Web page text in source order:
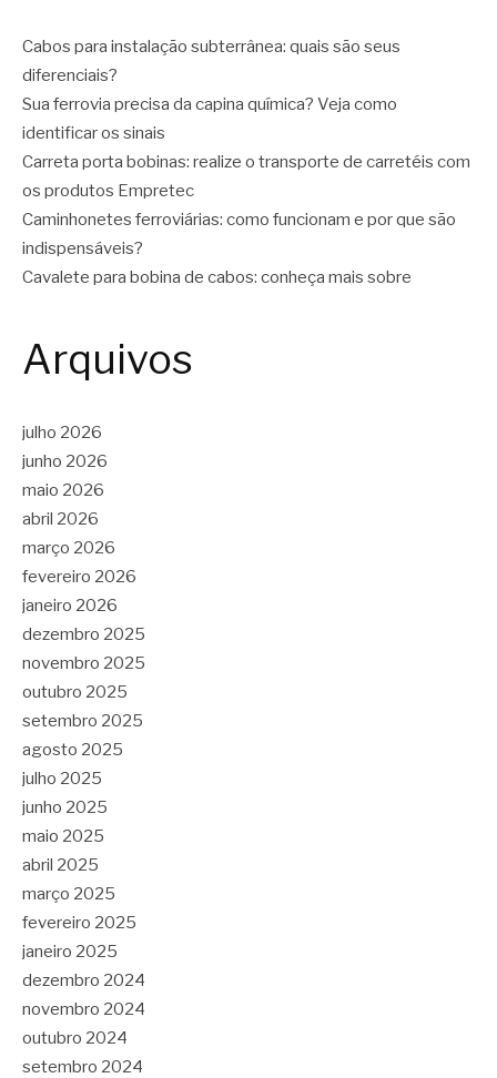
Cabos para instalação subterrânea: quais são seus
diferenciais?
Sua ferrovia precisa da capina química? Veja como
identificar os sinais
Carreta porta bobinas: realize o transporte de carretéis com
os produtos Empretec
Caminhonetes ferroviárias: como funcionam e por que são
indispensáveis?
Cavalete para bobina de cabos: conheça mais sobre
Arquivos
julho 2026
junho 2026
maio 2026
abril 2026
março 2026
fevereiro 2026
janeiro 2026
dezembro 2025
novembro 2025
outubro 2025
setembro 2025
agosto 2025
julho 2025
junho 2025
maio 2025
abril 2025
março 2025
fevereiro 2025
janeiro 2025
dezembro 2024
novembro 2024
outubro 2024
setembro 2024